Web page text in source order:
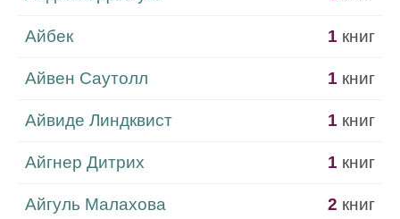
Айбек 1 книг
Айвен Саутолл 1 книг
Айвиде Линдквист 1 книг
Айгнер Дитрих 1 книг
Айгуль Малахова 2 книг